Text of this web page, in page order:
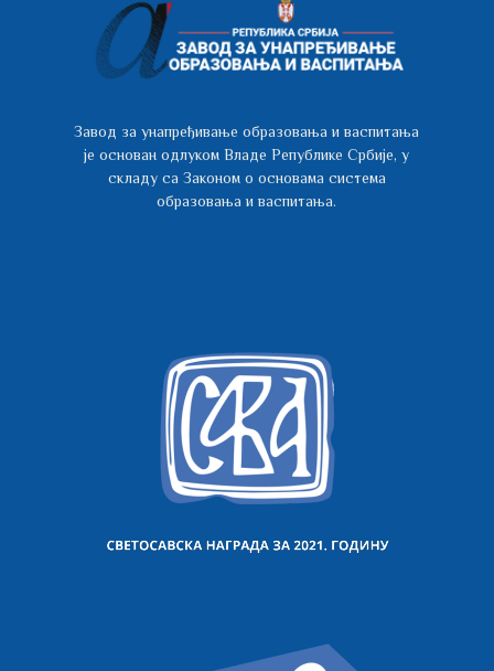
Завод за унапређивање образовања и васпитања
је основан одлуком Владе Републике Србије, у
складу са Законом о основама система
образовања и васпитања.